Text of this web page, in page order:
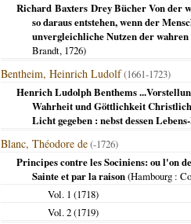
Richard Baxters Drey Bücher Von der
so daraus entstehen, wenn der
unvergleichliche Nutzen der
Brandt, 1726)
Bentheim, Heinrich Ludolf(1661-1723)
Henrich Ludolph Benthems
Wahrheit und Göttlichkeit
Licht gegeben : nebst dessen
Blanc, Théodore de(-1726)
Principes contre les Sociniens: ou l'on
Sainte et par la raison(Hambourg :
Vol. 1 (1718)
Vol. 2 (1719)